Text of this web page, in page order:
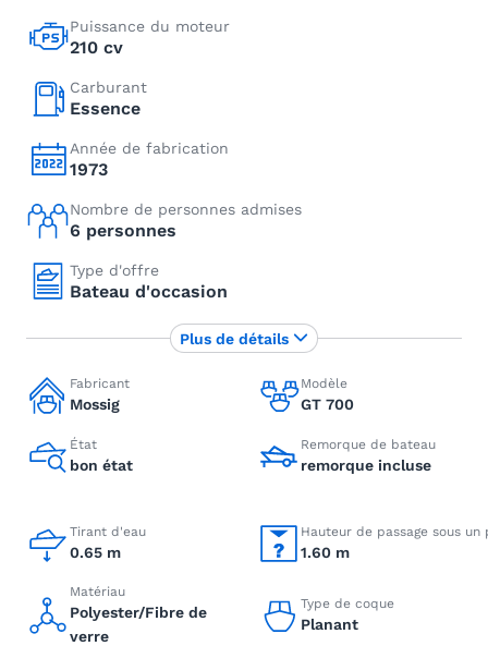
Puissance du moteur
210 cv
Carburant
Essence
Année de fabrication
1973
Nombre de personnes admises
6 personnes
Type d'offre
Bateau d'occasion
Fabricant
Mossig
Modèle
GT 700
État
bon état
Remorque de bateau
remorque incluse
Tirant d'eau
0.65 m
Hauteur de passage sous un
1.60 m
Matériau
Polyester/Fibre de
verre
Type de coque
Planant
Plus de détails